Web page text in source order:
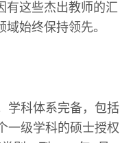
有这些杰出教师的汇
始终保持领先。
学科体系完备，包括
一级学科的硕士授权